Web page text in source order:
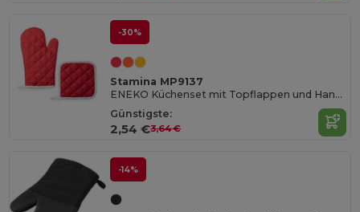
-30%
Stamina MP9137
ENEKO Küchenset mit Topflappen und Handschuh aus weicher Baumwolle/Polyester
Günstigste:
2,54 €3,64 €
-14%